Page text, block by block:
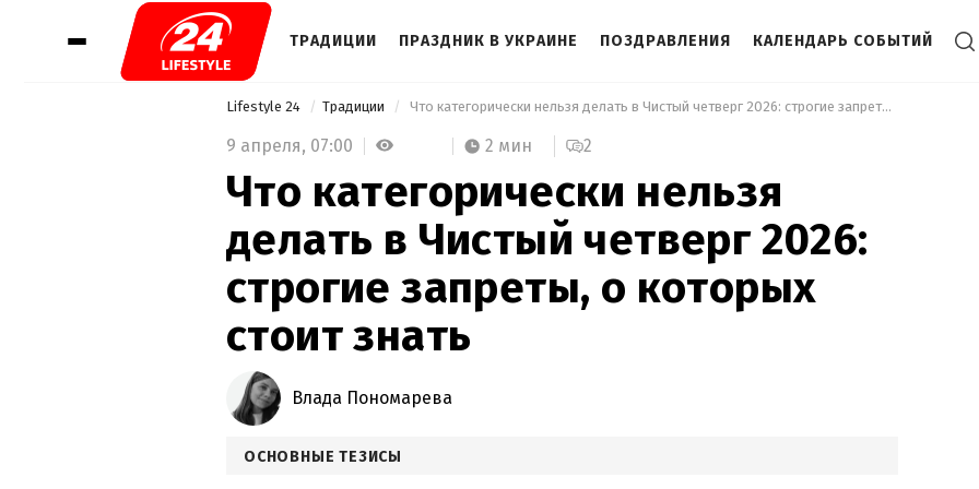
ТРАДИЦИИ ПРАЗДНИК В УКРАИНЕ ПОЗДРАВЛЕНИЯ КАЛЕНДАРЬ СОБЫТИЙ
Lifestyle 24 Традиции Что категорически нельзя делать в Чистый четверг 2026: строгие запреты, о которых стоит знать
9 апреля, 07:00 2 мин 2
Что категорически нельзя
делать в Чистый четверг 2026:
строгие запреты, о которых
стоит знать
Влада Пономарева
ОСНОВНЫЕ ТЕЗИСЫ